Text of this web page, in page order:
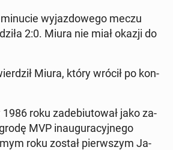
wy­jaz­do­we­go meczu
2:0. Miura nie miał okazji do
Miura, który wrócił po kon­
roku za­de­biu­to­wał jako za­
MVP in­au­gu­ra­cyj­ne­go
roku został pierw­szym Ja­